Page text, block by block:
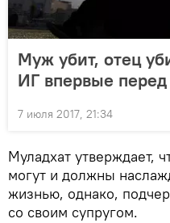
Муж убит, отец
ИГ впервые
7 июля 2017, 21:34
Муладхат утверждает,
могут и должны
жизнью, однако,
со своим супругом.